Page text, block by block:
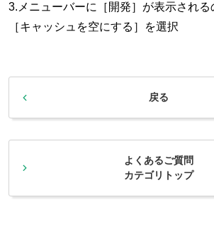
3.メニューバーに［開発］が表示される
［キャッシュを空にする］を選択
戻る
よくあるご質問
カテゴリトップ